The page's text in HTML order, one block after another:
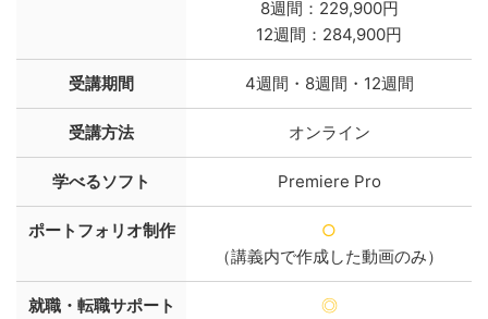
8週間：229,900円
12週間：284,900円
受講期間 4週間・8週間・12週間
受講方法 オンライン
学べるソフト Premiere Pro
ポートフォリオ制作
○
（講義内で作成した動画のみ）
就職・転職サポート
◎